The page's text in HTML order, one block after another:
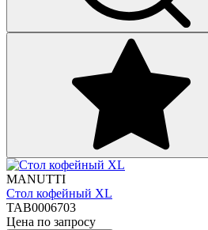
MANUTTI
Стол кофейный XL
TAB0006703
Цена по запросу